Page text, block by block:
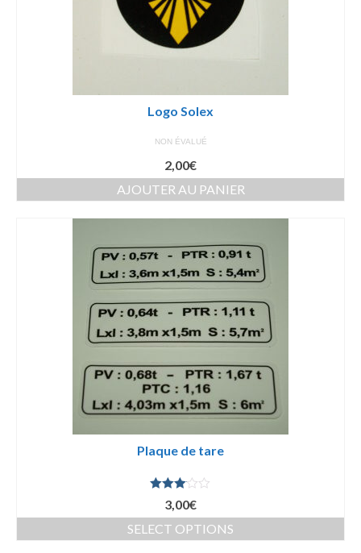
Logo Solex
NON ÉVALUÉ
2,00€
AJOUTER AU PANIER
Plaque de tare
Note
3.00
sur 5
3,00€
SELECT OPTIONS